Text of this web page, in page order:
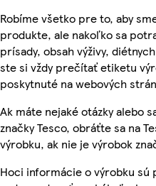
Robíme všetko pre to, aby
produkte, ale nakoľko sa
prísady, obsah výživy,
ste si vždy prečítať etiketu
poskytnuté na webových
Ak máte nejaké otázky alebo
značky Tesco, obráťte sa na
výrobku, ak nie je výrobok
Hoci informácie o výrobku sú